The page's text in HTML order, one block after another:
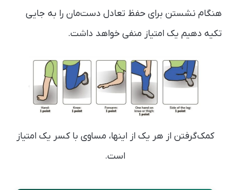
هنگام نشستن برای حفظ تعادل دست‌مان را به جایی
تکیه دهیم یک امتیاز منفی خواهد داشت.
کمک‌گرفتن از هر یک از اینها، مساوی با کسر یک امتیاز
است.